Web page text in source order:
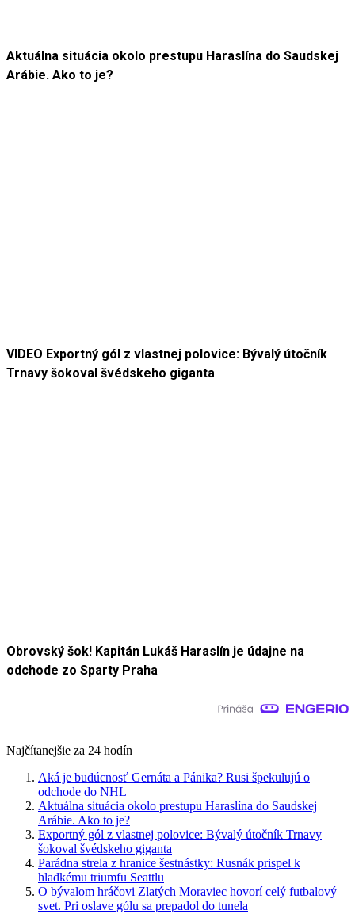
Aktuálna situácia okolo prestupu Haraslína do Saudskej
Arábie. Ako to je?
VIDEO Exportný gól z vlastnej polovice: Bývalý útočník
Trnavy šokoval švédskeho giganta
Obrovský šok! Kapitán Lukáš Haraslín je údajne na
odchode zo Sparty Praha
Najčítanejšie za 24 hodín
Aká je budúcnosť Gernáta a Pánika? Rusi špekulujú o
odchode do NHL
Aktuálna situácia okolo prestupu Haraslína do Saudskej
Arábie. Ako to je?
Exportný gól z vlastnej polovice: Bývalý útočník Trnavy
šokoval švédskeho giganta
Parádna strela z hranice šestnástky: Rusnák prispel k
hladkému triumfu Seattlu
O bývalom hráčovi Zlatých Moraviec hovorí celý futbalový
svet. Pri oslave gólu sa prepadol do tunela